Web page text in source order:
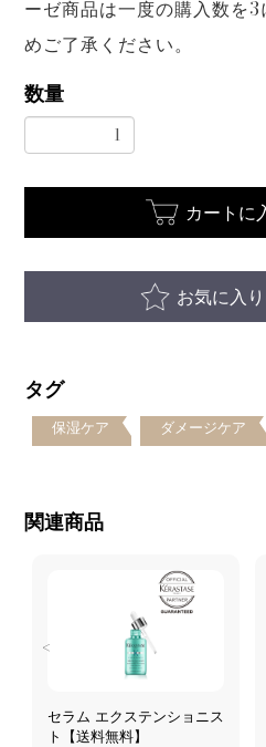
ーゼ商品は一度の購入数を
めご了承ください。
数量
カートに
お気に入
タグ
保湿ケア ダメージケア
関連商品
<
セラム エクステンショニス
ト【送料無料】